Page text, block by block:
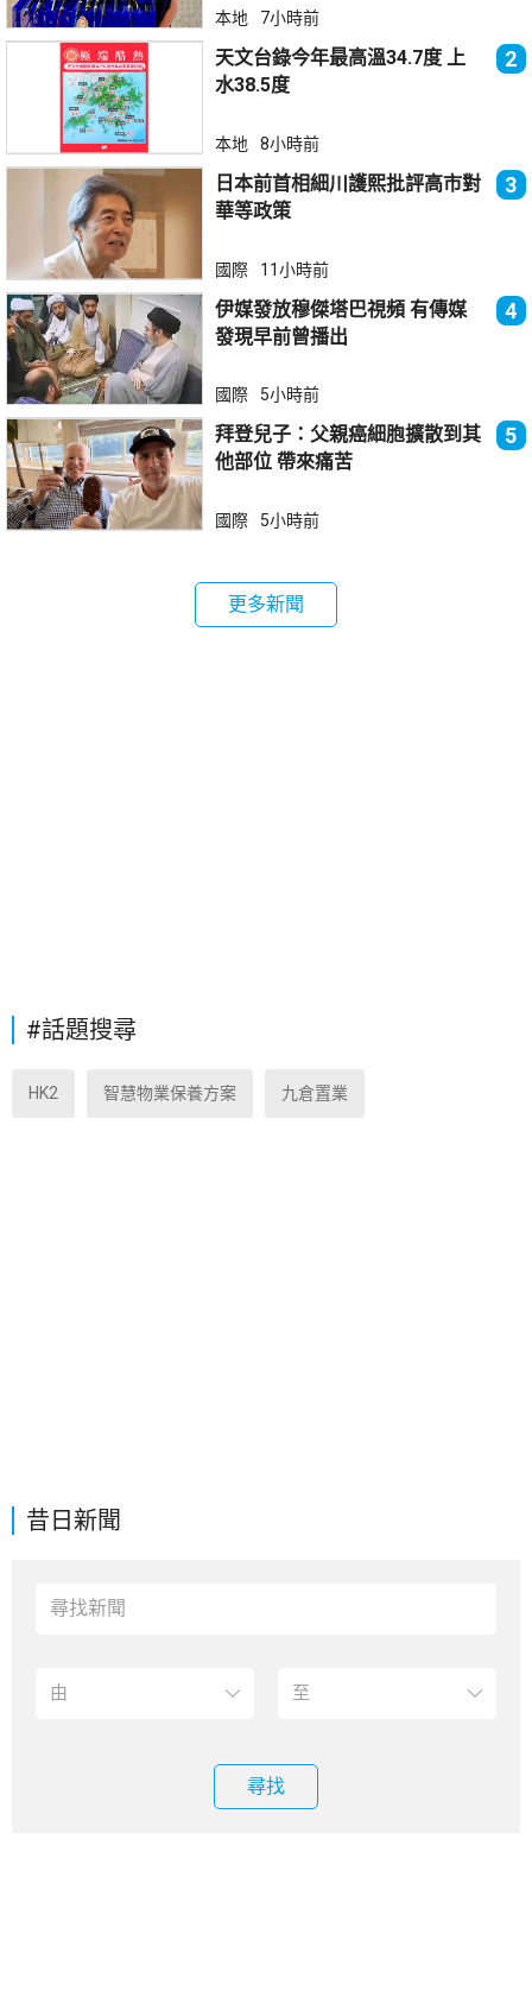
昔日新聞
尋找
本地 7小時前
天文台錄今年最高溫34.7度 上
水38.5度
2
本地 8小時前
日本前首相細川護熙批評高市對
華等政策
3
國際 11小時前
伊媒發放穆傑塔巴視頻 有傳媒
發現早前曾播出
4
國際 5小時前
拜登兒子：父親癌細胞擴散到其
他部位 帶來痛苦
5
國際 5小時前
更多新聞
#話題搜尋
HK2 智慧物業保養方案 九倉置業